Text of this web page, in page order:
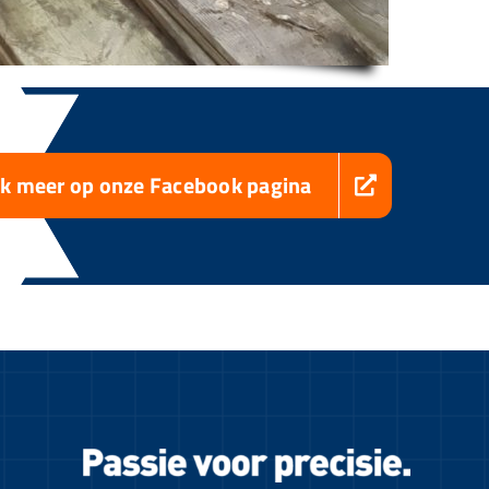
meer op onze Facebook pagina